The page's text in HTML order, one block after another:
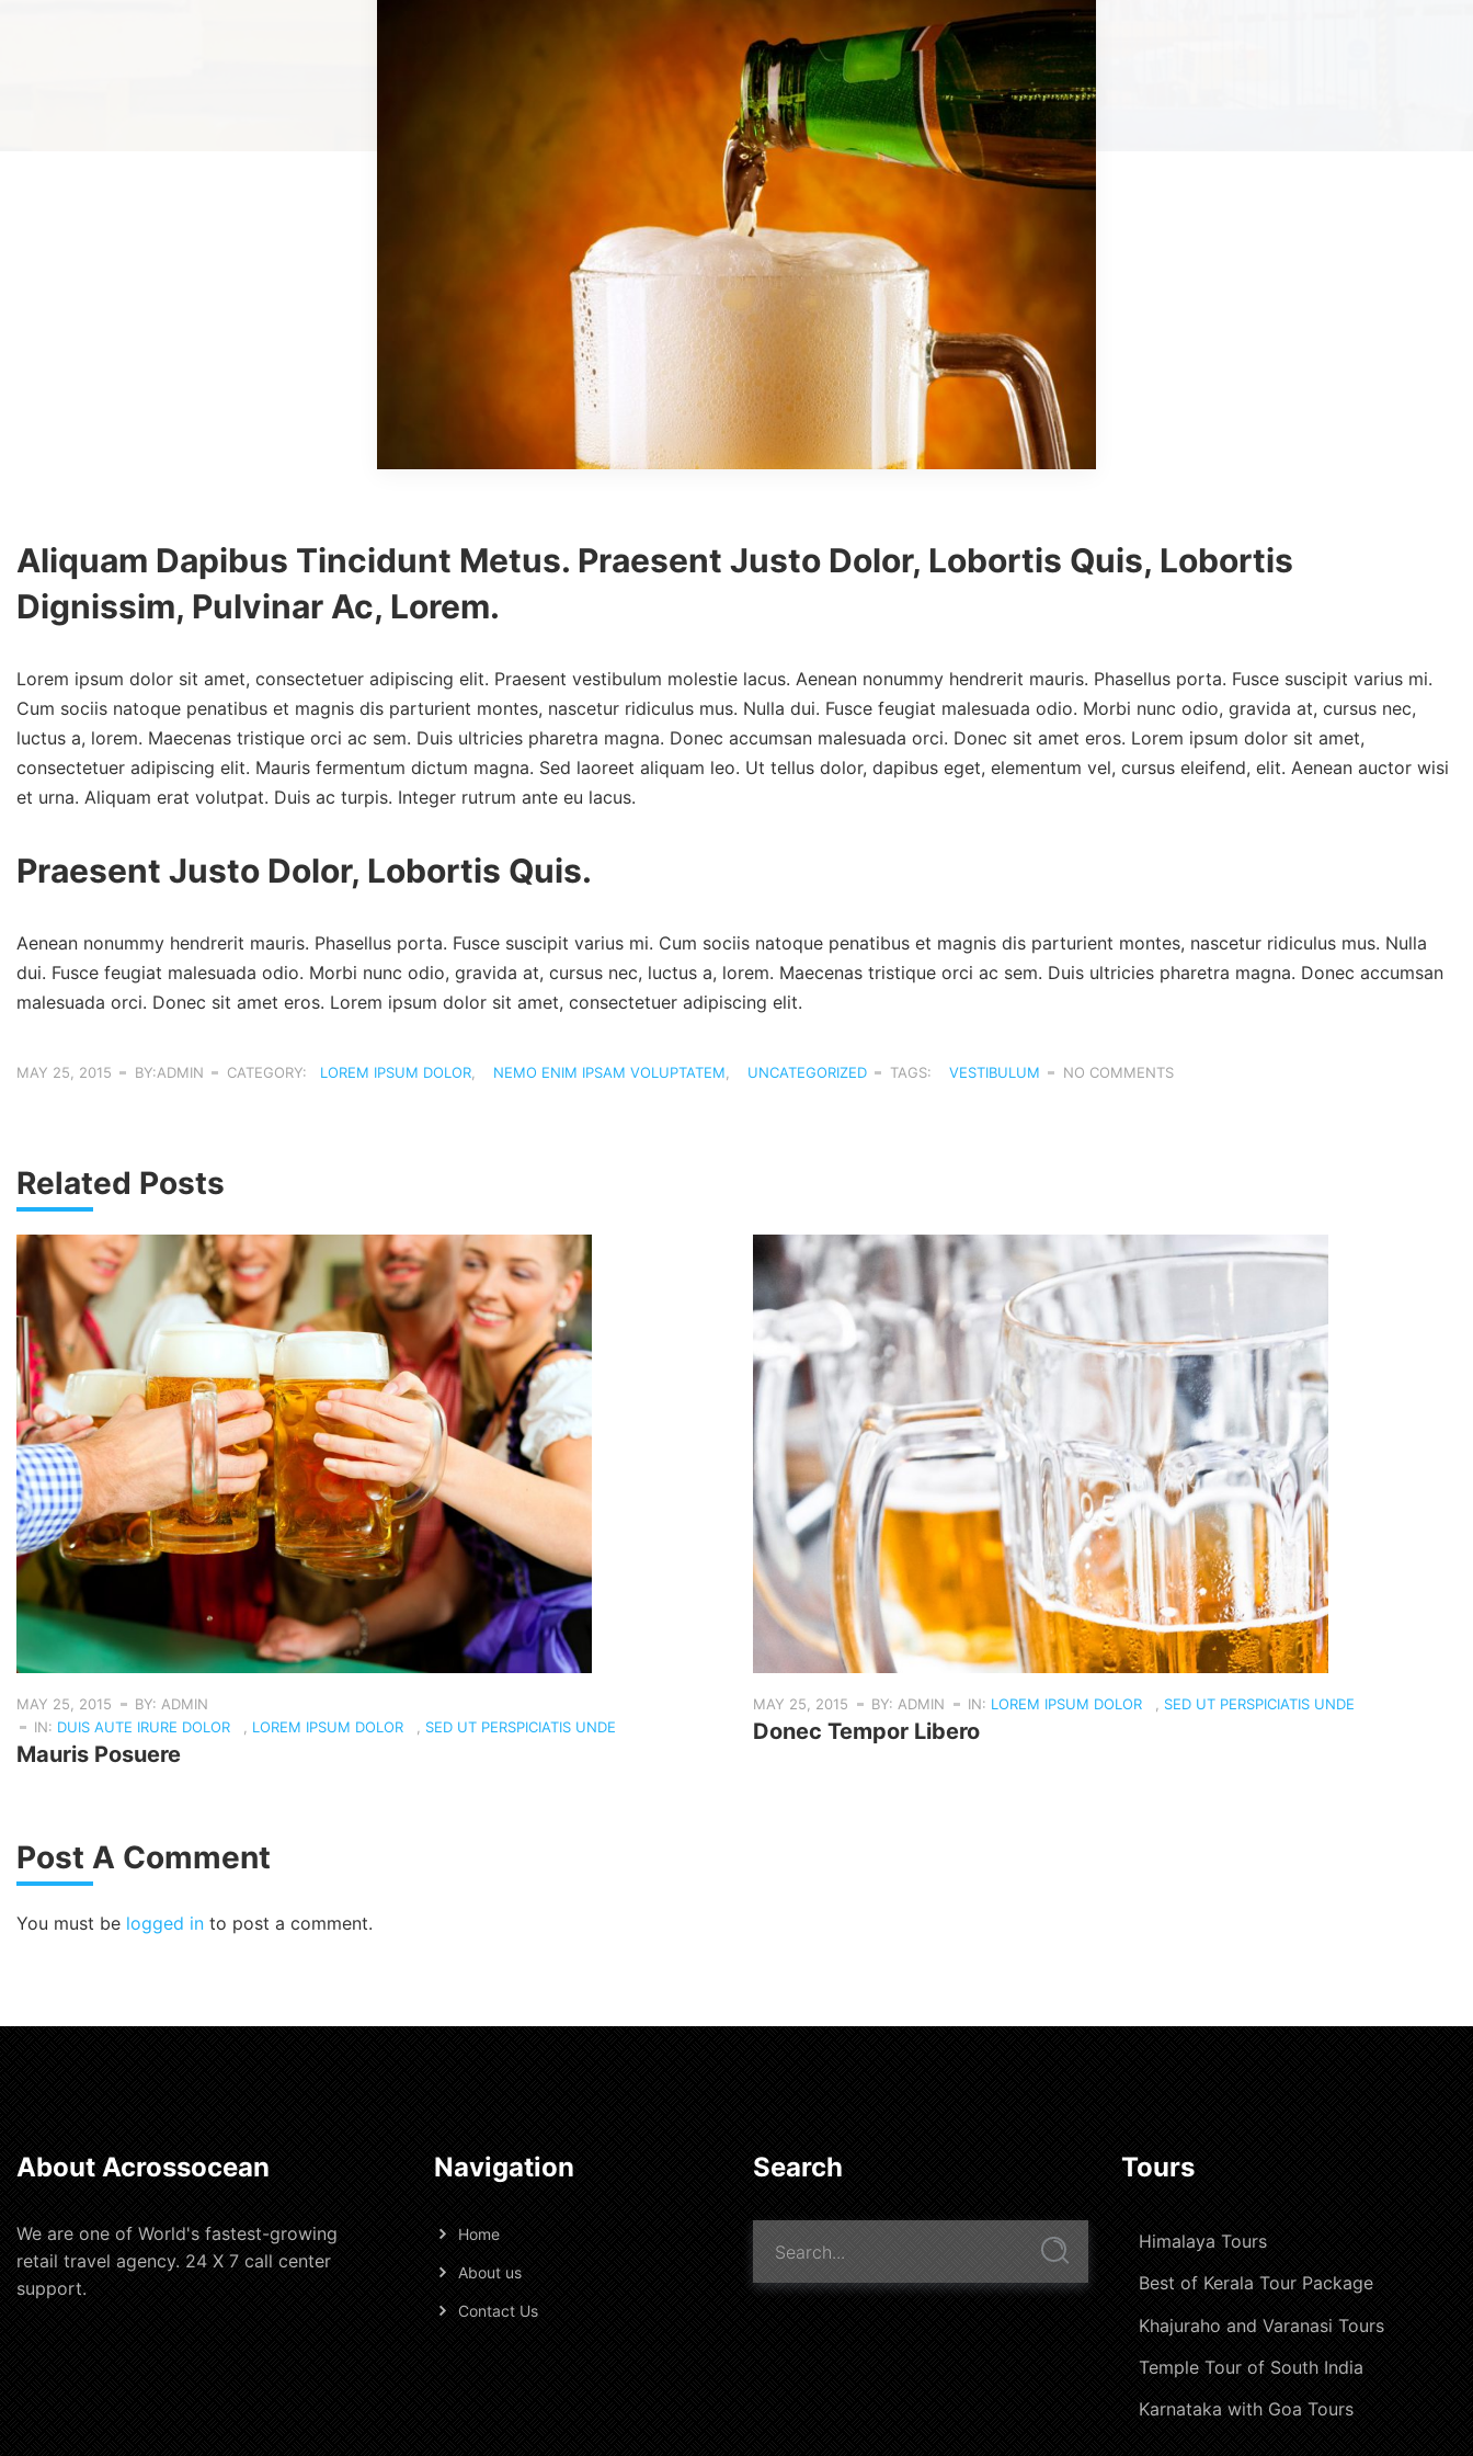
Aliquam Dapibus Tincidunt Metus. Praesent Justo Dolor, Lobortis Quis, Lobortis
Dignissim, Pulvinar Ac, Lorem.
Lorem ipsum dolor sit amet, consectetuer adipiscing elit. Praesent vestibulum molestie lacus. Aenean nonummy hendrerit mauris. Phasellus porta. Fusce suscipit varius mi.
Cum sociis natoque penatibus et magnis dis parturient montes, nascetur ridiculus mus. Nulla dui. Fusce feugiat malesuada odio. Morbi nunc odio, gravida at, cursus nec,
luctus a, lorem. Maecenas tristique orci ac sem. Duis ultricies pharetra magna. Donec accumsan malesuada orci. Donec sit amet eros. Lorem ipsum dolor sit amet,
consectetuer adipiscing elit. Mauris fermentum dictum magna. Sed laoreet aliquam leo. Ut tellus dolor, dapibus eget, elementum vel, cursus eleifend, elit. Aenean auctor wisi
et urna. Aliquam erat volutpat. Duis ac turpis. Integer rutrum ante eu lacus.
Praesent Justo Dolor, Lobortis Quis.
Aenean nonummy hendrerit mauris. Phasellus porta. Fusce suscipit varius mi. Cum sociis natoque penatibus et magnis dis parturient montes, nascetur ridiculus mus. Nulla
dui. Fusce feugiat malesuada odio. Morbi nunc odio, gravida at, cursus nec, luctus a, lorem. Maecenas tristique orci ac sem. Duis ultricies pharetra magna. Donec accumsan
malesuada orci. Donec sit amet eros. Lorem ipsum dolor sit amet, consectetuer adipiscing elit.
MAY 25, 2015 BY:ADMIN CATEGORY: LOREM IPSUM DOLOR NEMO ENIM IPSAM VOLUPTATEM UNCATEGORIZED TAGS: VESTIBULUM NO COMMENTS
Related Posts
MAY 25, 2015
BY: ADMIN
IN: DUIS AUTE IRURE DOLOR LOREM IPSUM DOLOR SED UT PERSPICIATIS UNDE
Mauris Posuere
MAY 25, 2015 BY: ADMIN IN: LOREM IPSUM DOLOR SED UT PERSPICIATIS UNDE
Donec Tempor Libero
Post A Comment
You must be logged in to post a comment.
About Acrossocean
We are one of World's fastest-growing
retail travel agency. 24 X 7 call center
support.
Navigation
Home
About us
Contact Us
Search Tours
Himalaya Tours
Best of Kerala Tour Package
Khajuraho and Varanasi Tours
Temple Tour of South India
Karnataka with Goa Tours